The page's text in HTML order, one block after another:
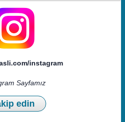
instagram
Sayfamız
edin